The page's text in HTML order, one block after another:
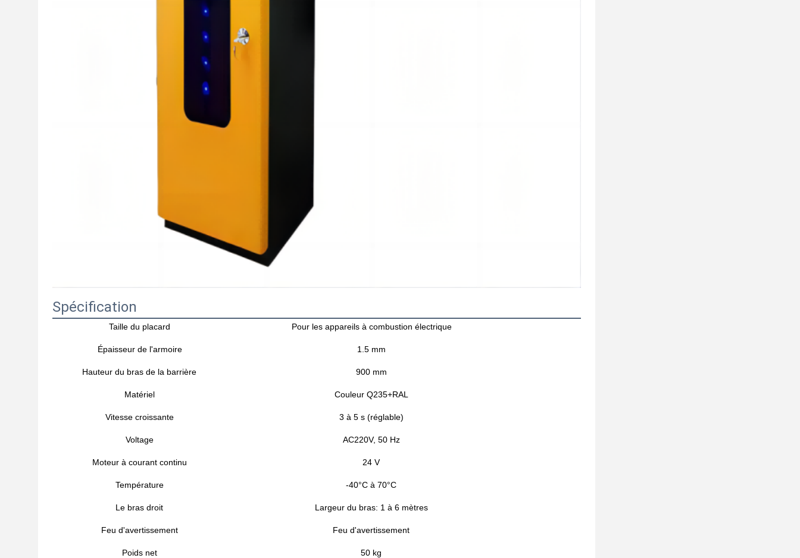
Spécification
Taille du placard Pour les appareils à combustion électrique
Épaisseur de l'armoire 1.5 mm
Hauteur du bras de la barrière 900 mm
Matériel Couleur Q235+RAL
Vitesse croissante 3 à 5 s (réglable)
Voltage AC220V, 50 Hz
Moteur à courant continu 24 V
Température -40°C à 70°C
Le bras droit Largeur du bras: 1 à 6 mètres
Feu d'avertissement Feu d'avertissement
Poids net 50 kg